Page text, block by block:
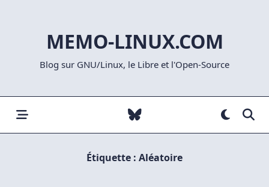
MEMO-LINUX.COM
Blog sur GNU/Linux, le Libre et l'Open-Source
Étiquette : Aléatoire